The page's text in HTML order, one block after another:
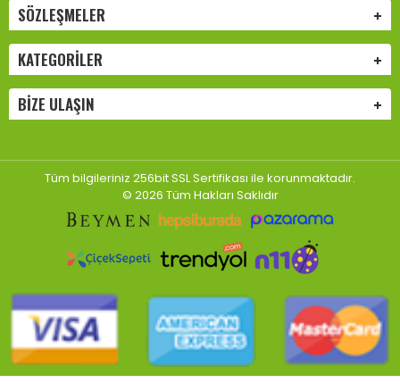
SÖZLEŞMELER
KATEGORILER
BIZE ULAŞIN
Tüm bilgileriniz 256bit SSL Sertifikası ile korunmaktadır.
© 2026 Tüm Hakları Saklıdır